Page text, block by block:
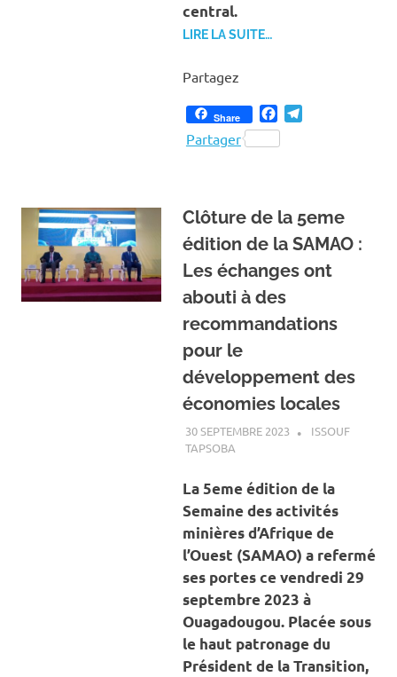
central.
LIRE LA SUITE…
Partagez
Share Facebook
Partager
Clôture de la 5eme
édition de la SAMAO :
Les échanges ont
abouti à des
recommandations
pour le
développement des
économies locales
30 SEPTEMBRE 2023
ISSOUF
TAPSOBA
La 5eme édition de la
Semaine des activités
minières d’Afrique de
l’Ouest (SAMAO) a refermé
ses portes ce vendredi 29
septembre 2023 à
Ouagadougou. Placée sous
le haut patronage du
Président de la Transition,